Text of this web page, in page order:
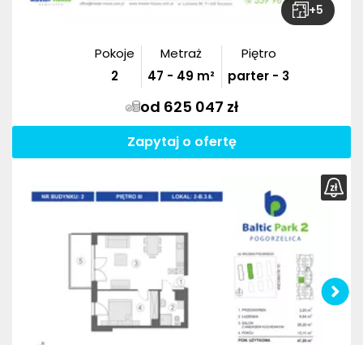
+5
Pokoje
2
Metraż
47 - 49 m²
Piętro
parter - 3
od 625 047 zł
Zapytaj o ofertę